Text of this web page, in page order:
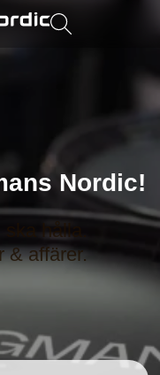
Nordic!
hålla.
& affärer.